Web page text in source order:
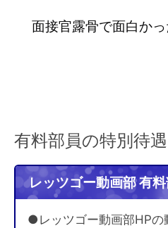
面接官露骨で面白かっ
有料部員の特別待
レッツゴー動画部 有
●レッツゴー動画部HPの